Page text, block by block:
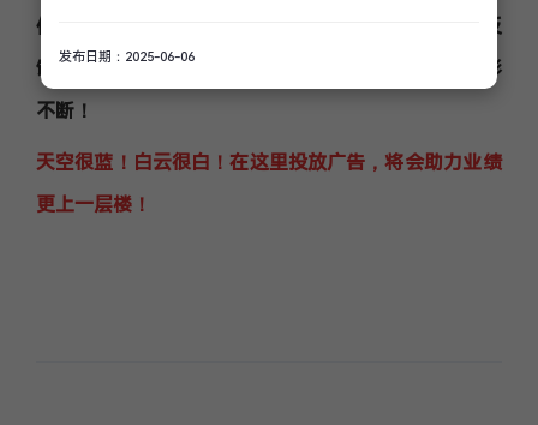
何的问题，用户都可以通过留言或评论的方式提交反
馈！会在第一时间进行相关处理！本站资源丰富、精彩
不断！
天空很蓝！白云很白！在这里投放广告，将会助力业绩
更上一层楼 ！
发布日期：2025-06-06